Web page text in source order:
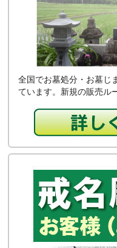
全国でお墓処分・お墓じ
ています。新規の販売ル